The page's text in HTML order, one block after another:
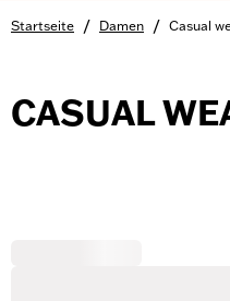
Startseite / Damen / Casual
CASUAL